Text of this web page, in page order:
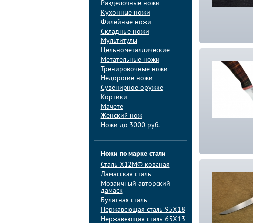
Разделочные ножи
Кухонные ножи
Филейные ножи
Складные ножи
Мультитулы
Цельнометаллические
Метательные ножи
Тренировочные ножи
Недорогие ножи
Сувенирное оружие
Кортики
Мачете
Женский нож
Ножи до 3000 руб.
Ножи по марке стали
Сталь Х12МФ кованая
Дамасская сталь
Мозаичный авторский
дамаск
Булатная сталь
Нержавеющая сталь 95Х18
Нержавеющая сталь 65Х13